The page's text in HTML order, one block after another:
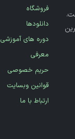
فروشگاه
دانلودها
دوره های آموزشی
معرفی
حریم خصوصی
قوانین وبسایت
ارتباط با ما